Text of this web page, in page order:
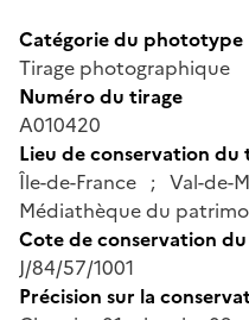
Catégorie du phototype
Tirage photographique
Numéro du tirage
A010420
Lieu de conservation du
Île-de-France ; Val-
Médiathèque du
Cote de conservation
J/84/57/1001
Précision sur la